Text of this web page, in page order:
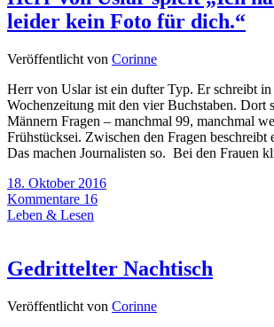
leider kein Foto für dich.“
Veröffentlicht von Corinne
Herr von Uslar ist ein dufter Typ. Er schreibt in
Wochenzeitung mit den vier Buchstaben. Dort
Männern Fragen – manchmal 99, manchmal
Frühstücksei. Zwischen den Fragen beschreibt
Das machen Journalisten so. Bei den Frauen
18. Oktober 2016
Kommentare 16
Leben & Lesen
Gedrittelter Nachtisch
Veröffentlicht von Corinne